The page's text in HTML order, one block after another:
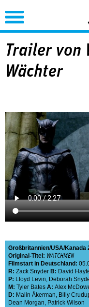
Trailer von
Wächter
Großbritannien USA Kanada
Original-Titel: WATCHMEN
Filmstart in Deutschland:
R: Zack Snyder B: David
P: Lloyd Levin, Deborah
M: Tyler Bates A: Alex
D: Malin Åkerman, Billy
Dean Morgan, Patrick Wilson